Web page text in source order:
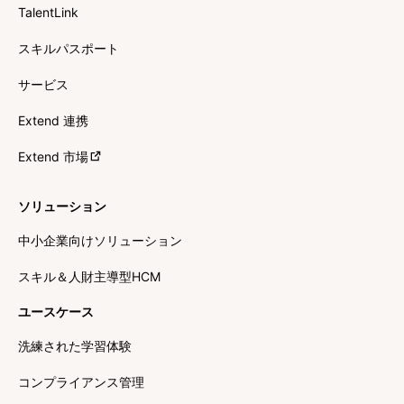
TalentLink
スキルパスポート
サービス
Extend 連携
Extend 市場
ソリューション
中小企業向けソリューション
スキル＆人財主導型HCM
ユースケース
洗練された学習体験
コンプライアンス管理